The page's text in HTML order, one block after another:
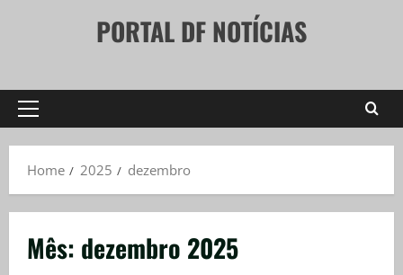
PORTAL DF NOTÍCIAS
Primary
Home
2025 dezembro
Mês: dezembro 2025